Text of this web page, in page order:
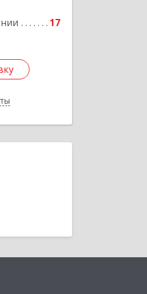
17
Подробнее